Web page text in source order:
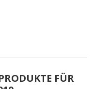
FÜR